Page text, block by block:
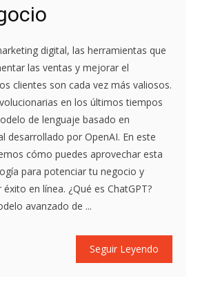
digital, las herramientas que
las ventas y mejorar el
clientes son cada vez más valiosos.
en los últimos tiempos
de lenguaje basado en
desarrollado por OpenAI. En este
cómo puedes aprovechar esta
para potenciar tu negocio y
en línea. ¿Qué es ChatGPT?
avanzado de ...
Seguir Leyendo